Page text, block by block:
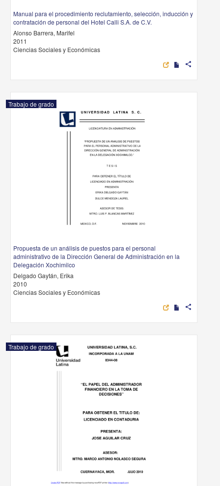
Manual para el procedimiento reclutamiento, selección, inducción y
contratación de personal del Hotel Calli S.A. de C.V.
Alonso Barrera, Marifel
2011
Ciencias Sociales y Económicas
share
Trabajo de grado
Propuesta de un análisis de puestos para el personal
administrativo de la Dirección General de Administración en la
Delegación Xochimilco
Delgado Gaytán, Erika
2010
Ciencias Sociales y Económicas
share
Trabajo de grado